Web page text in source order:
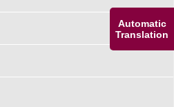
Automatic
Translation